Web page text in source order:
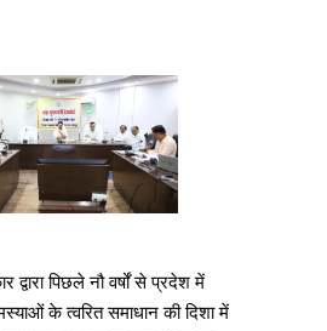
द्वारा पिछले नौ वर्षों से प्रदेश में
के त्वरित समाधान की दिशा में